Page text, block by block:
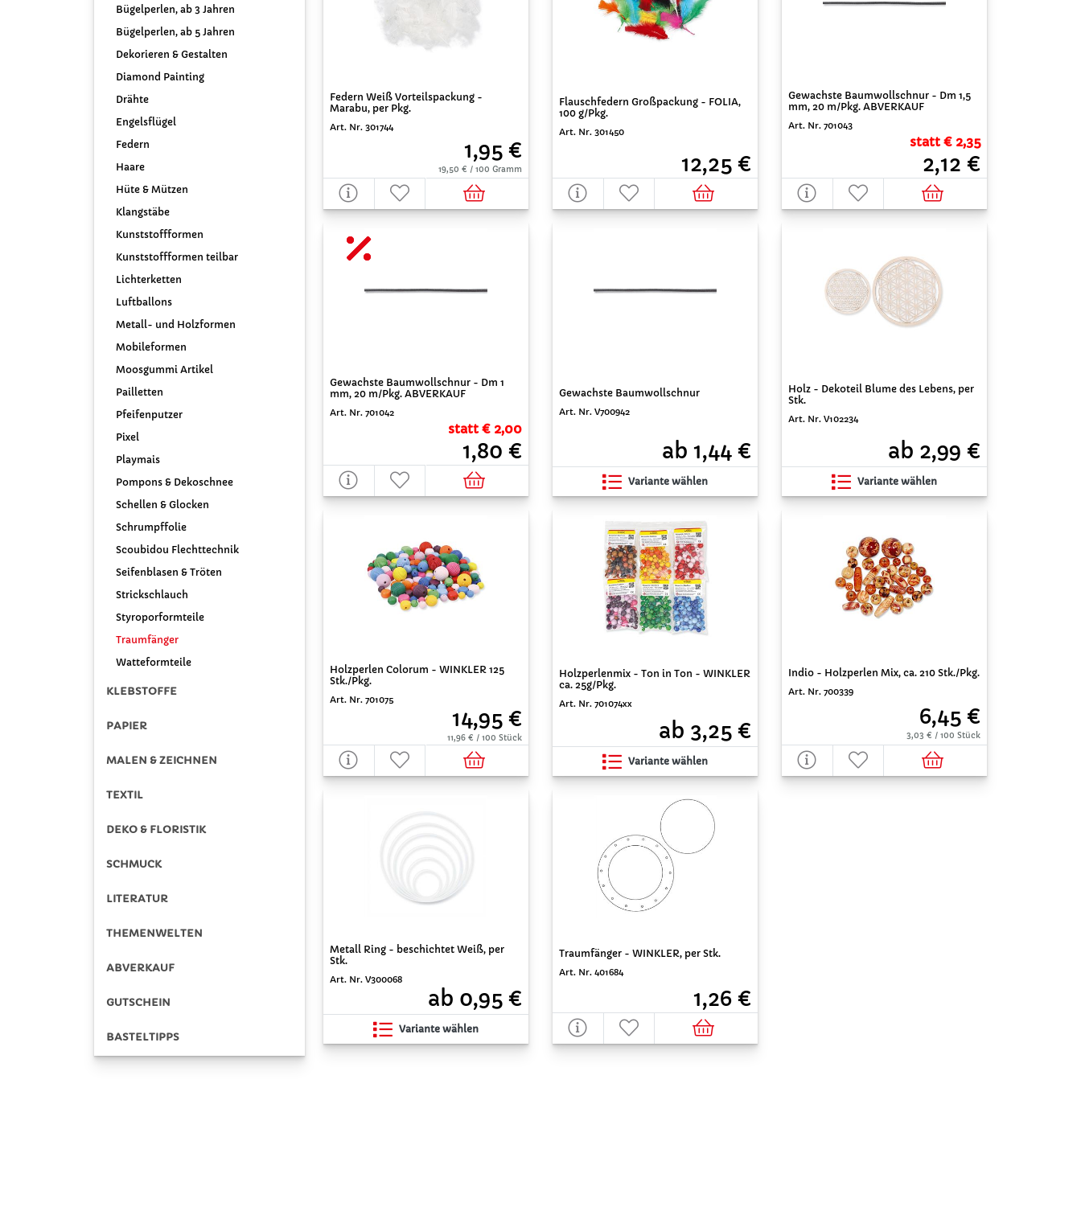
Bügelperlen, ab 3 Jahren
Bügelperlen, ab 5 Jahren
Dekorieren & Gestalten
Diamond Painting
Drähte
Engelsflügel
Federn
Haare
Hüte & Mützen
Klangstäbe
Kunststoffformen
Kunststoffformen teilbar
Lichterketten
Luftballons
Metall- und Holzformen
Mobileformen
Moosgummi Artikel
Pailletten
Pfeifenputzer
Pixel
Playmais
Pompons & Dekoschnee
Schellen & Glocken
Schrumpffolie
Scoubidou Flechttechnik
Seifenblasen & Tröten
Strickschlauch
Styroporformteile
Traumfänger
Watteformteile
KLEBSTOFFE
PAPIER
MALEN & ZEICHNEN
TEXTIL
DEKO & FLORISTIK
SCHMUCK
LITERATUR
THEMENWELTEN
ABVERKAUF
GUTSCHEIN
BASTELTIPPS
Federn Weiß Vorteilspackung -
Marabu, per Pkg.
Art. Nr. 301744
1,95 €
19,50 € / 100 Gramm
Flauschfedern Großpackung - FOLIA,
100 g/Pkg.
Art. Nr. 301450
12,25 €
Gewachste Baumwollschnur - Dm 1,5
mm, 20 m/Pkg. ABVERKAUF
Art. Nr. 701043
statt € 2,35
2,12 €
Gewachste Baumwollschnur - Dm 1
mm, 20 m/Pkg. ABVERKAUF
Art. Nr. 701042
statt € 2,00
1,80 €
Gewachste Baumwollschnur
Art. Nr. V700942
ab 1,44 €
Variante wählen
Holz - Dekoteil Blume des Lebens, per
Stk.
Art. Nr. V102234
ab 2,99 €
Variante wählen
Holzperlen Colorum - WINKLER 125
Stk./Pkg.
Art. Nr. 701075
14,95 €
11,96 € / 100 Stück
Holzperlenmix - Ton in Ton - WINKLER
ca. 25g/Pkg.
Art. Nr. 701074xx
ab 3,25 €
Variante wählen
Indio - Holzperlen Mix, ca. 210 Stk./Pkg.
Art. Nr. 700339
6,45 €
3,03 € / 100 Stück
Metall Ring - beschichtet Weiß, per
Stk.
Art. Nr. V300068
ab 0,95 €
Variante wählen
Traumfänger - WINKLER, per Stk.
Art. Nr. 401684
1,26 €